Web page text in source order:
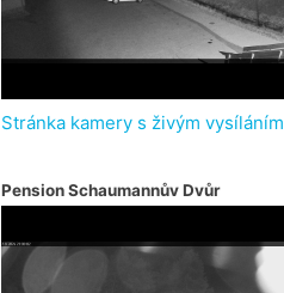
Stránka kamery s živým vysíláním
Pension Schaumannův Dvůr